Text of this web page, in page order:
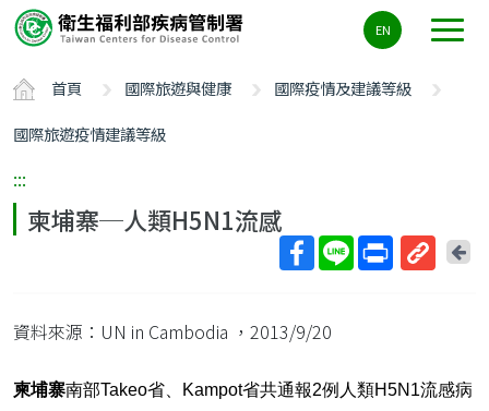
要
容
ALT+C
EN
首頁 國際旅遊與健康
國際疫情及建議等級
國際旅遊疫情建議等級
:::
柬埔寨─人類H5N1流感
址
回
資料來源：UN in Cambodia ，2013/9/20
柬埔寨南部Takeo省、 Kampot省共通報2例人類H5N1流感病